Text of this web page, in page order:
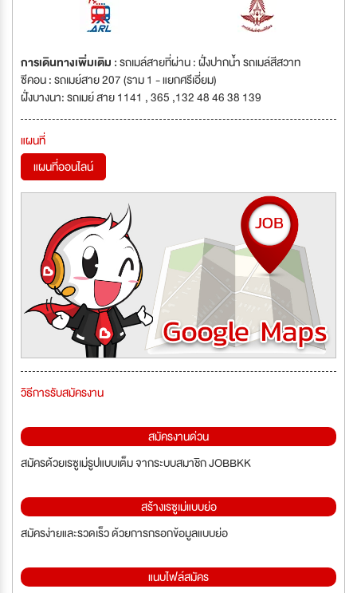
การเดินทางเพิ่มเติม :รถเมล์สายที่ผ่าน : ฝั่งปากน้ำ รถเมล์สีสวาท
ซีคอน : รถเมย์สาย 207 (ราม 1 - แยกศรีเอี่ยม)
ฝั่งบางนา: รถเมย์ สาย 1141 , 365 ,132 48 46 38 139
แผนที่
แผนที่ออนไลน์
วิธีการรับสมัครงาน
สมัครงานด่วน
สมัครด้วยเรซูเม่รูปแบบเต็ม จากระบบสมาชิก JOBBKK
สร้างเรซูเม่แบบย่อ
สมัครง่ายและรวดเร็ว ด้วยการกรอกข้อมูลแบบย่อ
แนบไฟล์สมัคร